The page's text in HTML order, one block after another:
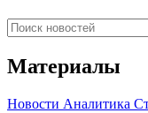
Материалы
Новости Аналитика